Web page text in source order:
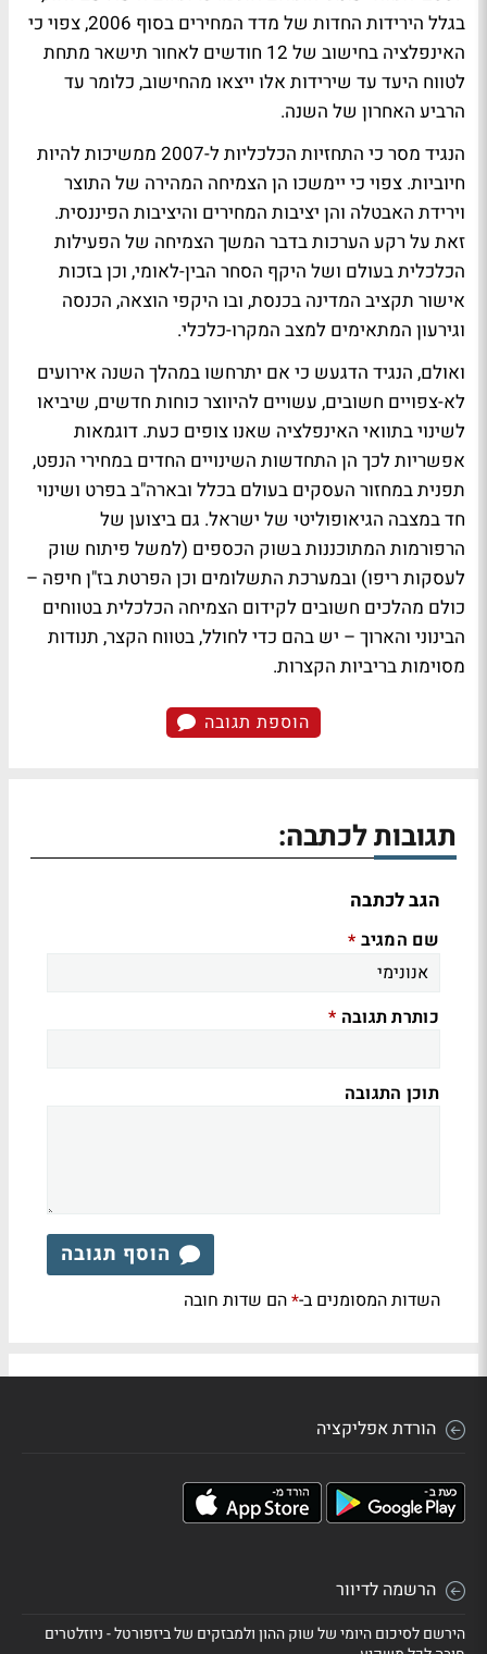
בגלל הירידות החדות של מדד המחירים בסוף 2006, צפוי כי
האינפלציה בחישוב של 12 חודשים לאחור תישאר מתחת
לטווח היעד עד שירידות אלו ייצאו מהחישוב, כלומר עד
הרביע האחרון של השנה.
הנגיד מסר כי התחזיות הכלכליות ל-2007 ממשיכות להיות
חיוביות. צפוי כי יימשכו הן הצמיחה המהירה של התוצר
וירידת האבטלה והן יציבות המחירים והיציבות הפיננסית.
זאת על רקע הערכות בדבר המשך הצמיחה של הפעילות
הכלכלית בעולם ושל היקף הסחר הבין-לאומי, וכן בזכות
אישור תקציב המדינה בכנסת, ובו היקפי הוצאה, הכנסה
וגירעון המתאימים למצב המקרו-כלכלי.
ואולם, הנגיד הדגעש כי אם יתרחשו במהלך השנה אירועים
לא-צפויים חשובים, עשויים להיווצר כוחות חדשים, שיביאו
לשינוי בתוואי האינפלציה שאנו צופים כעת. דוגמאות
אפשריות לכך הן התחדשות השינויים החדים במחירי הנפט,
תפנית במחזור העסקים בעולם בכלל ובארה"ב בפרט ושינוי
חד במצבה הגיאופוליטי של ישראל. גם ביצוען של
הרפורמות המתוכננות בשוק הכספים (למשל פיתוח שוק
לעסקות ריפו) ובמערכת התשלומים וכן הפרטת בז"ן חיפה –
כולם מהלכים חשובים לקידום הצמיחה הכלכלית בטווחים
הבינוני והארוך – יש בהם כדי לחולל, בטווח הקצר, תנודות
מסוימות בריביות הקצרות.
הוספת תגובה
תגובות לכתבה:
הגב לכתבה
שם המגיב *
כותרת תגובה *
תוכן התגובה
הוסף תגובה
השדות המסומנים ב-*הם שדות חובה
הורדת אפליקציה
הרשמה לדיוור
הירשם לסיכום היומי של שוק ההון ולמבזקים של ביזפורטל - ניוזלטרים